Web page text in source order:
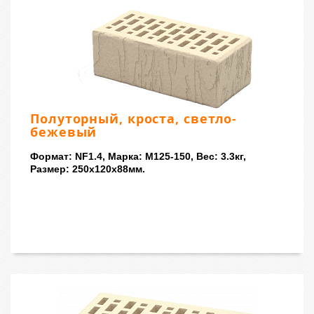
Полуторный, кроста, светло-
бежевый
Формат: NF1.4, Марка: M125-150, Вес: 3.3кг,
Размер: 250x120x88мм.